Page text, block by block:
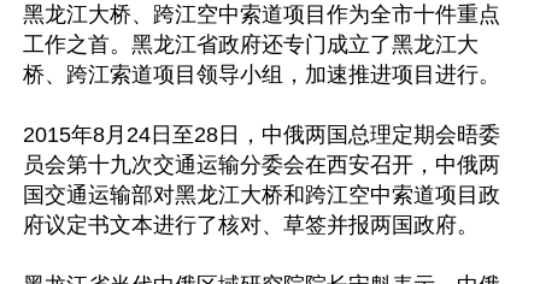
黑龙江大桥、跨江空中索道项目作为全市十件重点
工作之首。黑龙江省政府还专门成立了黑龙江大
桥、跨江索道项目领导小组，加速推进项目进行。
2015年8月24日至28日，中俄两国总理定期会晤委
员会第十九次交通运输分委会在西安召开，中俄两
国交通运输部对黑龙江大桥和跨江空中索道项目政
府议定书文本进行了核对、草签并报两国政府。